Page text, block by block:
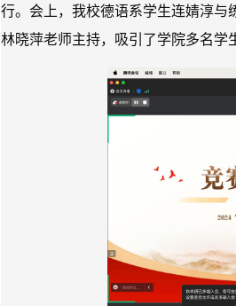
行。会上，我校德语系学生连婧淳与
林晓萍老师主持，吸引了学院多名学